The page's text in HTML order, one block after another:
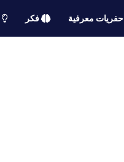
حفريات معرفية فكر